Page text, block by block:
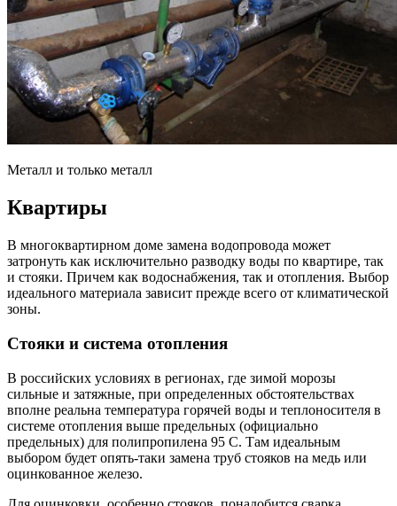
Металл и только металл
Квартиры
В многоквартирном доме замена водопровода может
затронуть как исключительно разводку воды по квартире, так
и стояки. Причем как водоснабжения, так и отопления. Выбор
идеального материала зависит прежде всего от климатической
зоны.
Стояки и система отопления
В российских условиях в регионах, где зимой морозы
сильные и затяжные, при определенных обстоятельствах
вполне реальна температура горячей воды и теплоносителя в
системе отопления выше предельных (официально
предельных) для полипропилена 95 С. Там идеальным
выбором будет опять-таки замена труб стояков на медь или
оцинкованное железо.